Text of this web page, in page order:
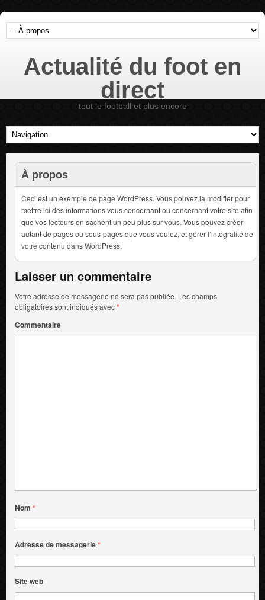
Actualité du foot en
direct
tout le football et plus encore
À propos
Ceci est un exemple de page WordPress. Vous pouvez la modifier pour
mettre ici des informations vous concernant ou concernant votre site afin
que vos lecteurs en sachent un peu plus sur vous. Vous pouvez créer
autant de pages ou sous-pages que vous voulez, et gérer l’intégralité de
votre contenu dans WordPress.
Laisser un commentaire
Votre adresse de messagerie ne sera pas publiée. Les champs
obligatoires sont indiqués avec*
Commentaire
Nom *
Adresse de messagerie*
Site web